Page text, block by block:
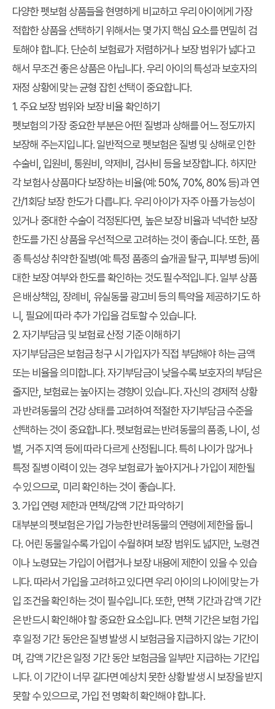
다양한 펫보험 상품들을 현명하게 비교하고 우리 아이에게 가장
적합한 상품을 선택하기 위해서는 몇 가지 핵심 요소를 면밀히 검
토해야 합니다. 단순히 보험료가 저렴하거나 보장 범위가 넓다고
해서 무조건 좋은 상품은 아닙니다. 우리 아이의 특성과 보호자의
재정 상황에 맞는 균형 잡힌 선택이 중요합니다.
1. 주요 보장 범위와 보장 비율 확인하기
펫보험의 가장 중요한 부분은 어떤 질병과 상해를 어느 정도까지
보장해 주는지입니다. 일반적으로 펫보험은 질병 및 상해로 인한
수술비, 입원비, 통원비, 약제비, 검사비 등을 보장합니다. 하지만
각 보험사 상품마다 보장하는 비율(예: 50%, 70%, 80% 등)과 연
간/1회당 보장 한도가 다릅니다. 우리 아이가 자주 아플 가능성이
있거나 중대한 수술이 걱정된다면, 높은 보장 비율과 넉넉한 보장
한도를 가진 상품을 우선적으로 고려하는 것이 좋습니다. 또한, 품
종 특성상 취약한 질병(예: 특정 품종의 슬개골 탈구, 피부병 등)에
대한 보장 여부와 한도를 확인하는 것도 필수적입니다. 일부 상품
은 배상책임, 장례비, 유실동물 광고비 등의 특약을 제공하기도 하
니, 필요에 따라 추가 가입을 검토할 수 있습니다.
2. 자기부담금 및 보험료 산정 기준 이해하기
자기부담금은 보험금 청구 시 가입자가 직접 부담해야 하는 금액
또는 비율을 의미합니다. 자기부담금이 낮을수록 보호자의 부담은
줄지만, 보험료는 높아지는 경향이 있습니다. 자신의 경제적 상황
과 반려동물의 건강 상태를 고려하여 적절한 자기부담금 수준을
선택하는 것이 중요합니다. 펫보험료는 반려동물의 품종, 나이, 성
별, 거주 지역 등에 따라 다르게 산정됩니다. 특히 나이가 많거나
특정 질병 이력이 있는 경우 보험료가 높아지거나 가입이 제한될
수 있으므로, 미리 확인하는 것이 좋습니다.
3. 가입 연령 제한과 면책/감액 기간 파악하기
대부분의 펫보험은 가입 가능한 반려동물의 연령에 제한을 둡니
다. 어린 동물일수록 가입이 수월하며 보장 범위도 넓지만, 노령견
이나 노령묘는 가입이 어렵거나 보장 내용에 제한이 있을 수 있습
니다. 따라서 가입을 고려하고 있다면 우리 아이의 나이에 맞는 가
입 조건을 확인하는 것이 필수입니다. 또한, 면책 기간과 감액 기간
은 반드시 확인해야 할 중요한 요소입니다. 면책 기간은 보험 가입
후 일정 기간 동안은 질병 발생 시 보험금을 지급하지 않는 기간이
며, 감액 기간은 일정 기간 동안 보험금을 일부만 지급하는 기간입
니다. 이 기간이 너무 길다면 예상치 못한 상황 발생 시 보장을 받지
못할 수 있으므로, 가입 전 명확히 확인해야 합니다.